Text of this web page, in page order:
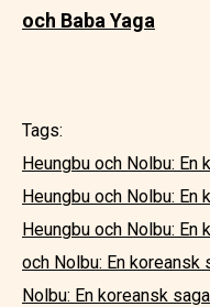
och Baba Yaga
Tags:
Heungbu och Nolbu: En
Heungbu och Nolbu: En
Heungbu och Nolbu: En
och Nolbu: En koreansk
Nolbu: En koreansk